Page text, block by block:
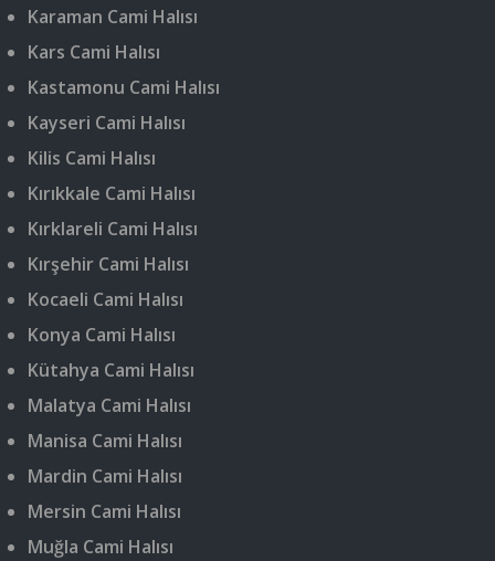
Karaman Cami Halısı
Kars Cami Halısı
Kastamonu Cami Halısı
Kayseri Cami Halısı
Kilis Cami Halısı
Kırıkkale Cami Halısı
Kırklareli Cami Halısı
Kırşehir Cami Halısı
Kocaeli Cami Halısı
Konya Cami Halısı
Kütahya Cami Halısı
Malatya Cami Halısı
Manisa Cami Halısı
Mardin Cami Halısı
Mersin Cami Halısı
Muğla Cami Halısı